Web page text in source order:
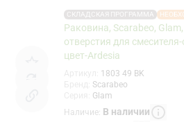
СКЛАДСКАЯ ПРОГРАММА
Раковина, Scarabeo,
отверстия для смесителя-
цвет-Ardesia
1803 49 BK
Scarabeo
Glam
Наличие: В наличии